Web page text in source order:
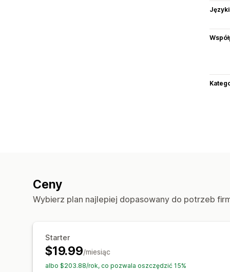
Języki
Ceny
Wybierz plan najlepiej dopasowany do potrzeb
Starter
$19.99/miesiąc
albo $203.88/rok, co pozwala oszczędzić 15%